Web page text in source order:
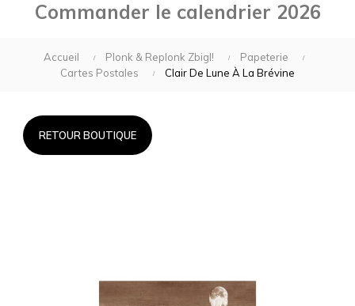
Commander le calendrier 2026
Accueil Plonk & Replonk Zbigl!
Papeterie
Cartes Postales
Clair De Lune À La Brévine
RETOUR BOUTIQUE